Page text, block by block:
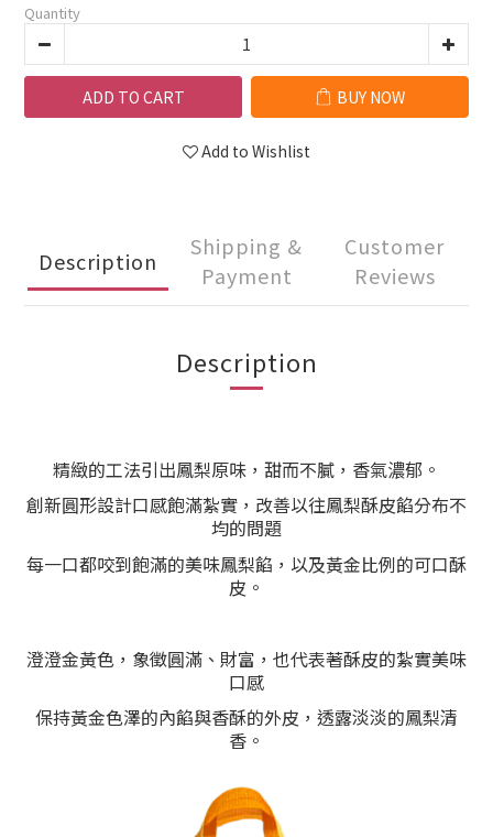
Quantity
ADD TO CART BUY NOW
Add to Wishlist
Description
Shipping &
Payment
Customer
Reviews
Description
精緻的工法引出鳳梨原味，甜而不膩，香氣濃郁。
創新圓形設計口感飽滿紮實，改善以往鳳梨酥皮餡分布不
均的問題
每一口都咬到飽滿的美味鳳梨餡，以及黃金比例的可口酥
皮。
澄澄金黃色，象徵圓滿、財富，也代表著酥皮的紮實美味
口感
保持黃金色澤的內餡與香酥的外皮，透露淡淡的鳳梨清
香。